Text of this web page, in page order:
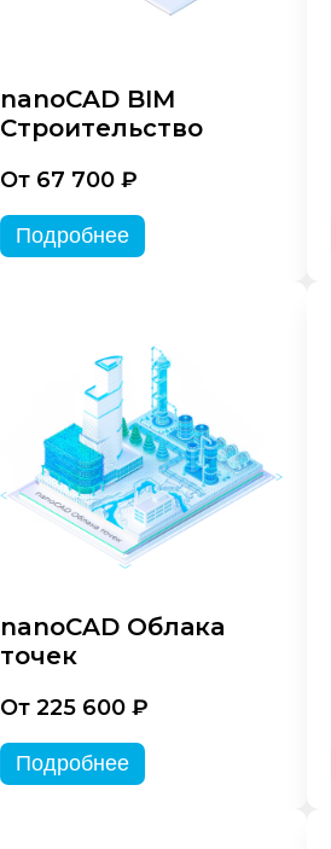
nanoCAD BIM
Строительство
От 67 700 ₽
Подробнее
nanoCAD Облака
точек
От 225 600 ₽
Подробнее